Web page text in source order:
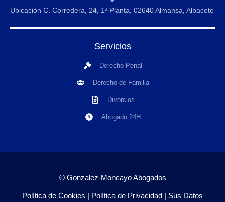
Ubicación C. Corredera, 24, 1ª Planta, 02640 Almansa, Albacete
Servicios
Derecho Penal
Derecho de Familia
Divorcios
Abogado 24H
© Gonzalez-Moncayo Abogados
Política de Cookies | Política de Privacidad | Sus Datos